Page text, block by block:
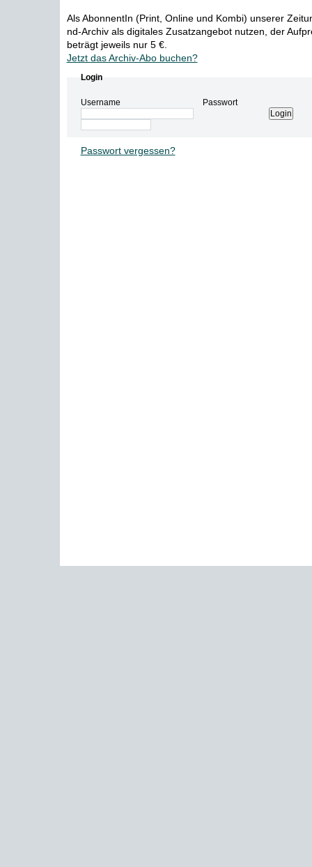
Als AbonnentIn (Print, Online und Kombi) unserer
nd-Archiv als digitales Zusatzangebot nutzen, der
beträgt jeweils nur 5 €.
Jetzt das Archiv-Abo buchen?
Login
Username Passwort
Passwort vergessen?